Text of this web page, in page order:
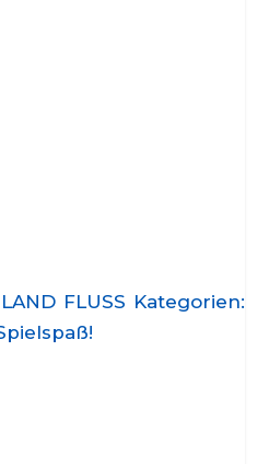
FLUSS Kategorien: